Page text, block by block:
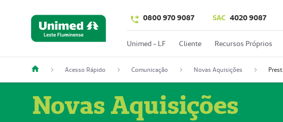
0800 970 9087 SAC 4020 9087
Unimed - LF Cliente Recursos Próprios
Acesso Rápido Comunicação Novas Aquisições
Novas Aquisições